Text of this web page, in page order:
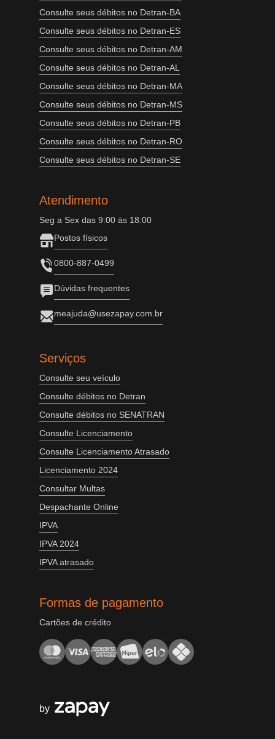
Consulte seus débitos no Detran-BA
Consulte seus débitos no Detran-ES
Consulte seus débitos no Detran-AM
Consulte seus débitos no Detran-AL
Consulte seus débitos no Detran-MA
Consulte seus débitos no Detran-MS
Consulte seus débitos no Detran-PB
Consulte seus débitos no Detran-RO
Consulte seus débitos no Detran-SE
Atendimento
Seg a Sex das 9:00 às 18:00
Postos físicos
0800-887-0499
Dúvidas frequentes
meajuda@usezapay.com.br
Serviços
Consulte seu veículo
Consulte débitos no Detran
Consulte débitos no SENATRAN
Consulte Licenciamento
Consulte Licenciamento Atrasado
Licenciamento 2024
Consultar Multas
Despachante Online
IPVA
IPVA 2024
IPVA atrasado
Formas de pagamento
Cartões de crédito
by